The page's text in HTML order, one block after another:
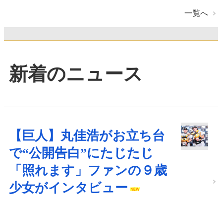
一覧へ
新着のニュース
【巨人】丸佳浩がお立ち台
で“公開告白”にたじたじ
「照れます」ファンの９歳
少女がインタビュー